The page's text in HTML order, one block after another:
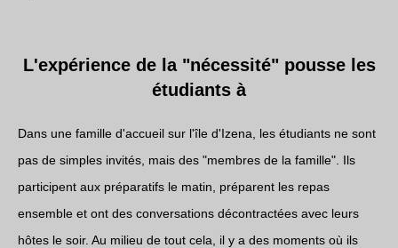
L'expérience de la "nécessité" pousse les
étudiants à
Dans une famille d'accueil sur l'île d'Izena, les étudiants ne sont
pas de simples invités, mais des "membres de la famille". Ils
participent aux préparatifs le matin, préparent les repas
ensemble et ont des conversations décontractées avec leurs
hôtes le soir. Au milieu de tout cela, il y a des moments où ils